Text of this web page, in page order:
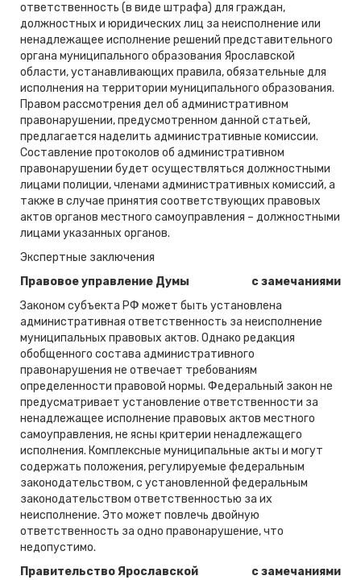
ответственность (в виде штрафа) для граждан,
должностных и юридических лиц за неисполнение или
ненадлежащее исполнение решений представительного
органа муниципального образования Ярославской
области, устанавливающих правила, обязательные для
исполнения на территории муниципального образования.
Правом рассмотрения дел об административном
правонарушении, предусмотренном данной статьей,
предлагается наделить административные комиссии.
Составление протоколов об административном
правонарушении будет осуществляться должностными
лицами полиции, членами административных комиссий, а
также в случае принятия соответствующих правовых
актов органов местного самоуправления – должностными
лицами указанных органов.
Экспертные заключения
Правовое управление Думы
с замечаниями
Законом субъекта РФ может быть установлена
административная ответственность за неисполнение
муниципальных правовых актов. Однако редакция
обобщенного состава административного
правонарушения не отвечает требованиям
определенности правовой нормы. Федеральный закон не
предусматривает установление ответственности за
ненадлежащее исполнение правовых актов местного
самоуправления, не ясны критерии ненадлежащего
исполнения. Комплексные муниципальные акты и могут
содержать положения, регулируемые федеральным
законодательством, с установленной федеральным
законодательством ответственностью за их
неисполнение. Это может повлечь двойную
ответственность за одно правонарушение, что
недопустимо.
Правительство Ярославской
с замечаниями